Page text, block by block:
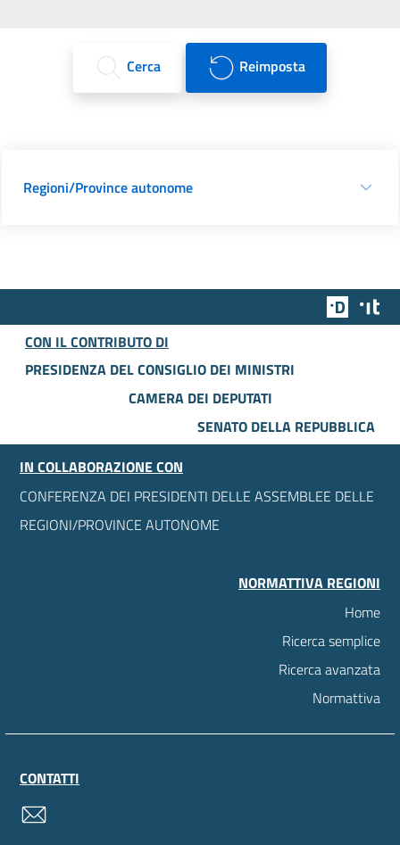
Cerca Reimposta
Regioni/Province autonome
Team
CON IL CONTRIBUTO DI
PRESIDENZA DEL CONSIGLIO DEI MINISTRI
CAMERA DEI DEPUTATI
SENATO DELLA REPUBBLICA
IN COLLABORAZIONE CON
CONFERENZA DEI PRESIDENTI DELLE ASSEMBLEE DELLE
REGIONI/PROVINCE AUTONOME
NORMATTIVA REGIONI
Home
Ricerca semplice
Ricerca avanzata
Normattiva
CONTATTI